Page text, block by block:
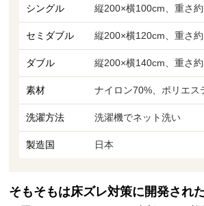
シングル 縦200×横100cm、重さ
セミダブル 縦200×横120cm、重さ
ダブル 縦200×横140cm、重さ
素材 ナイロン70%、ポリエス
洗濯方法 洗濯機でネット洗い
製造国 日本
そもそもは床ズレ対策に開発され